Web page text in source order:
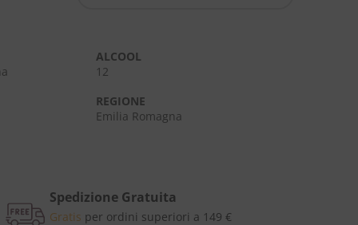
ALCOOL
12
REGIONE
Emilia Romagna
Spedizione Gratuita
Gratis per ordini superiori a 149 €